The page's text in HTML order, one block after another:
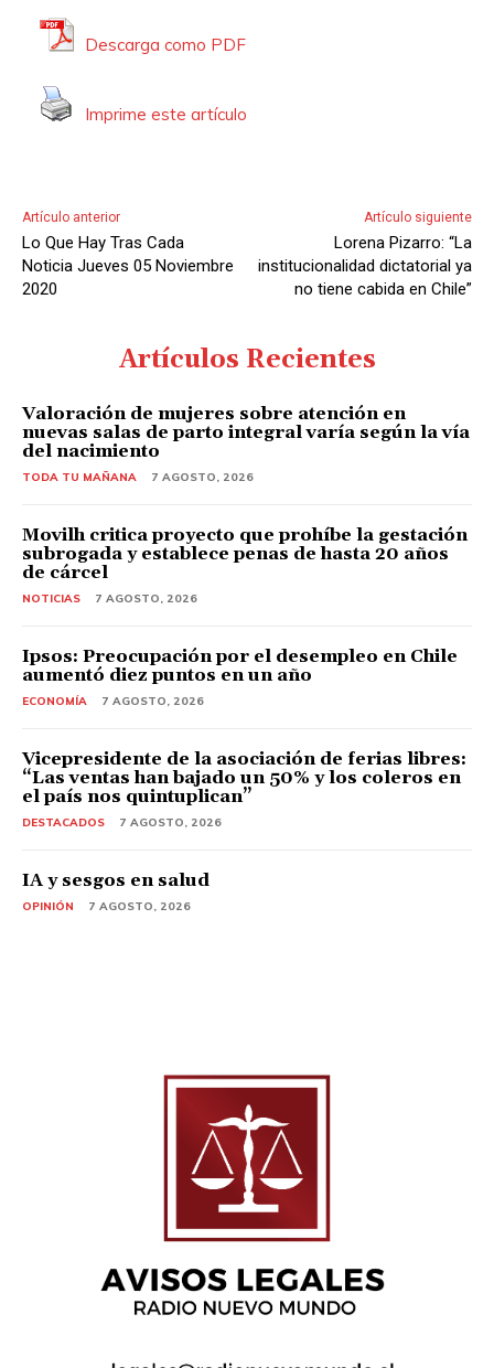
Descarga como PDF
Imprime este artículo
Artículo anterior
Lo Que Hay Tras Cada
Noticia Jueves 05 Noviembre
2020
Artículo siguiente
Lorena Pizarro: “La
institucionalidad dictatorial ya
no tiene cabida en Chile”
Artículos Recientes
Valoración de mujeres sobre atención en
nuevas salas de parto integral varía según la vía
del nacimiento
TODA TU MAÑANA 7 AGOSTO, 2026
Movilh critica proyecto que prohíbe la gestación
subrogada y establece penas de hasta 20 años
de cárcel
NOTICIAS 7 AGOSTO, 2026
Ipsos: Preocupación por el desempleo en Chile
aumentó diez puntos en un año
ECONOMÍA 7 AGOSTO, 2026
Vicepresidente de la asociación de ferias libres:
“Las ventas han bajado un 50% y los coleros en
el país nos quintuplican”
DESTACADOS 7 AGOSTO, 2026
IA y sesgos en salud
OPINIÓN 7 AGOSTO, 2026